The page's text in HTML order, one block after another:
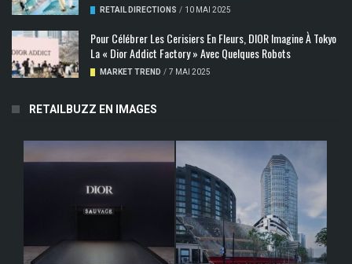
RETAIL DIRECTIONS / 10 MAI 2025
Pour Célébrer Les Cerisiers En Fleurs, DIOR Imagine À Tokyo
La « Dior Addict Factory » Avec Quelques Robots
MARKET TREND / 7 MAI 2025
RETAILBUZZ EN IMAGES